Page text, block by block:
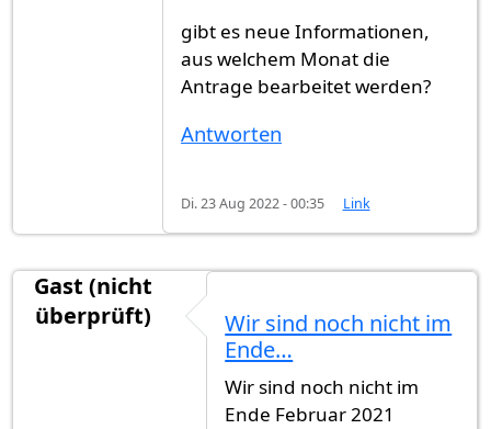
gibt es neue Informationen,
aus welchem Monat die
Antrage bearbeitet werden?
Antworten
Di. 23 Aug 2022 - 00:35 Link
Gast (nicht
überprüft)
Wir sind noch nicht im
Ende…
Wir sind noch nicht im
Ende Februar 2021